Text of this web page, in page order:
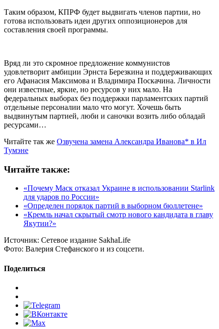
Таким образом, КПРФ будет выдвигать членов партии, но
готова использовать идеи других оппозиционеров для
составления своей программы.
Вряд ли это скромное предложение коммунистов
удовлетворит амбиции Эрнста Березкина и поддерживающих
его Афанасия Максимова и Владимира Поскачина. Личности
они известные, яркие, но ресурсов у них мало. На
федеральных выборах без поддержки парламентских партий
отдельные персоналии мало что могут. Хочешь быть
выдвинутым партией, люби и саночки возить либо обладай
ресурсами…
Читайте так же Озвучена замена Александра Иванова* в Ил
Тумэне
Читайте также:
«Почему Маск отказал Украине в использовании Starlink
для ударов по России»
«Определен порядок партий в выборном бюллетене»
«Кремль начал скрытый смотр нового кандидата в главу
Якутии?»
Источник: Сетевое издание SakhaLife
Фото: Валерия Стефанского и из соцсети.
Поделиться